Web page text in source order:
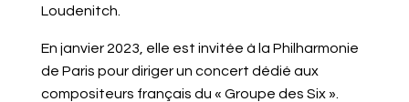
Loudenitch.
En janvier 2023, elle est invitée à la Philharmonie
de Paris pour diriger un concert dédié aux
compositeurs français du « Groupe des Six ».